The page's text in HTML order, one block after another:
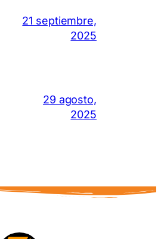
21 septiembre,
2025
29 agosto,
2025